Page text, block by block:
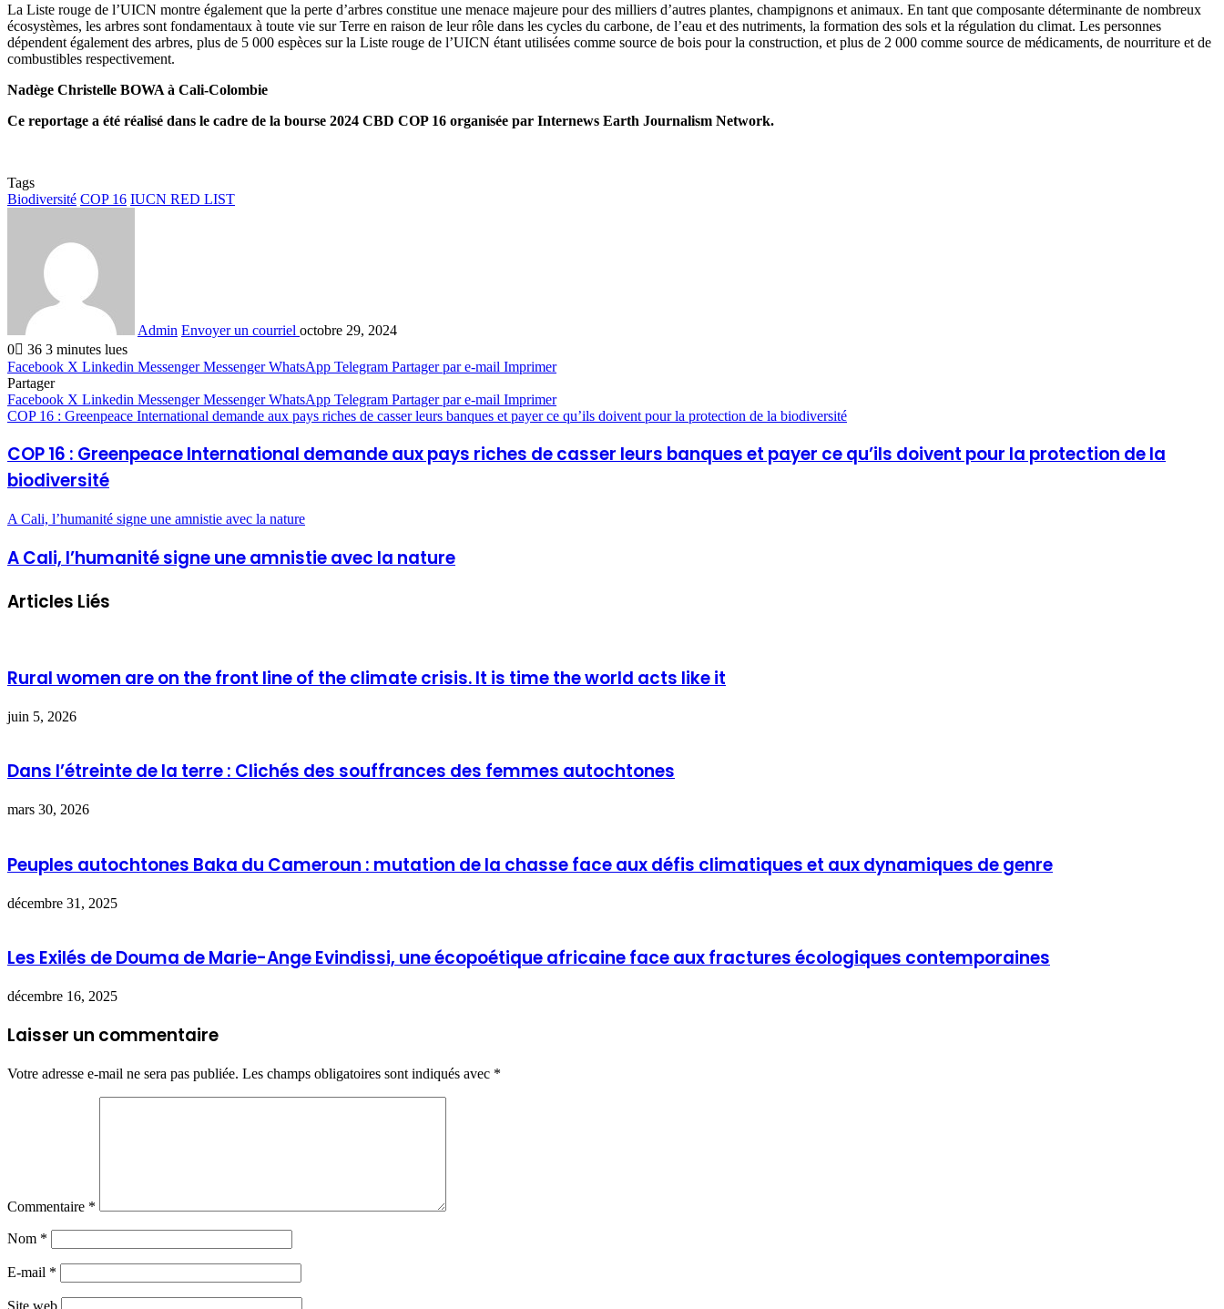
La Liste rouge de l’UICN montre également que la perte d’arbres constitue une menace majeure pour des milliers d’autres plantes, champignons et animaux. En tant que composante déterminante de nombreux
écosystèmes, les arbres sont fondamentaux à toute vie sur Terre en raison de leur rôle dans les cycles du carbone, de l’eau et des nutriments, la formation des sols et la régulation du climat. Les personnes
dépendent également des arbres, plus de 5 000 espèces sur la Liste rouge de l’UICN étant utilisées comme source de bois pour la construction, et plus de 2 000 comme source de médicaments, de nourriture et de
combustibles respectivement.
Nadège Christelle BOWA à Cali-Colombie
Ce reportage a été réalisé dans le cadre de la bourse 2024 CBD COP 16 organisée par Internews Earth Journalism Network.
Tags
Biodiversité COP 16 IUCN RED LIST
Admin Envoyer un courriel octobre 29, 2024
0
36 3 minutes lues
Facebook X Linkedin Messenger Messenger WhatsApp Telegram Partager par e-mail Imprimer
Partager
Facebook X Linkedin Messenger Messenger WhatsApp Telegram Partager par e-mail Imprimer
COP 16 : Greenpeace International demande aux pays riches de casser leurs banques et payer ce qu’ils doivent pour la protection de la biodiversité
COP 16 : Greenpeace International demande aux pays riches de casser leurs banques et payer ce qu’ils doivent pour la protection de la
biodiversité
A Cali, l’humanité signe une amnistie avec la nature
A Cali, l’humanité signe une amnistie avec la nature
Articles Liés
Rural women are on the front line of the climate crisis. It is time the world acts like it
juin 5, 2026
Dans l’étreinte de la terre : Clichés des souffrances des femmes autochtones
mars 30, 2026
Peuples autochtones Baka du Cameroun : mutation de la chasse face aux défis climatiques et aux dynamiques de genre
décembre 31, 2025
Les Exilés de Douma de Marie-Ange Evindissi, une écopoétique africaine face aux fractures écologiques contemporaines
décembre 16, 2025
Laisser un commentaire
Votre adresse e-mail ne sera pas publiée. Les champs obligatoires sont indiqués avec *
Commentaire *
Nom *
E-mail *
Site web